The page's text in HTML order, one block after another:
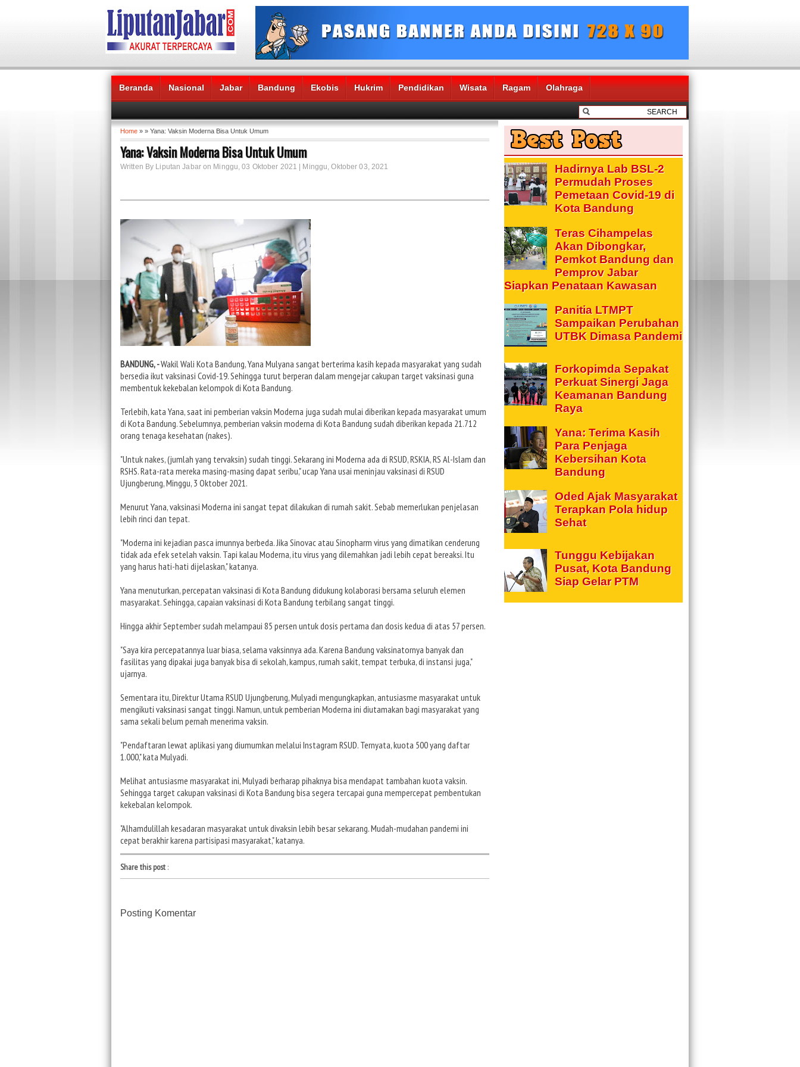
Beranda Nasional Jabar Bandung Ekobis Hukrim Pendidikan Wisata Ragam Olahraga
Headlines News :
Home » » Yana: Vaksin Moderna Bisa Untuk Umum
Yana: Vaksin Moderna Bisa Untuk Umum
Written By Liputan Jabar on Minggu, 03 Oktober 2021 | Minggu, Oktober 03, 2021
BANDUNG, -Wakil Wali Kota Bandung, Yana Mulyana sangat berterima kasih kepada masyarakat yang sudah
bersedia ikut vaksinasi Covid-19. Sehingga turut berperan dalam mengejar cakupan target vaksinasi guna
membentuk kekebalan kelompok di Kota Bandung.
Terlebih, kata Yana, saat ini pemberian vaksin Moderna juga sudah mulai diberikan kepada masyarakat umum
di Kota Bandung. Sebelumnya, pemberian vaksin moderna di Kota Bandung sudah diberikan kepada 21.712
orang tenaga kesehatan (nakes).
"Untuk nakes, (jumlah yang tervaksin) sudah tinggi. Sekarang ini Moderna ada di RSUD, RSKIA, RS Al-Islam dan
RSHS. Rata-rata mereka masing-masing dapat seribu," ucap Yana usai meninjau vaksinasi di RSUD
Ujungberung, Minggu, 3 Oktober 2021.
Menurut Yana, vaksinasi Moderna ini sangat tepat dilakukan di rumah sakit. Sebab memerlukan penjelasan
lebih rinci dan tepat.
"Moderna ini kejadian pasca imunnya berbeda. Jika Sinovac atau Sinopharm virus yang dimatikan cenderung
tidak ada efek setelah vaksin. Tapi kalau Moderna, itu virus yang dilemahkan jadi lebih cepat bereaksi. Itu
yang harus hati-hati dijelaskan," katanya.
Yana menuturkan, percepatan vaksinasi di Kota Bandung didukung kolaborasi bersama seluruh elemen
masyarakat. Sehingga, capaian vaksinasi di Kota Bandung terbilang sangat tinggi.
Hingga akhir September sudah melampaui 85 persen untuk dosis pertama dan dosis kedua di atas 57 persen.
"Saya kira percepatannya luar biasa, selama vaksinnya ada. Karena Bandung vaksinatornya banyak dan
fasilitas yang dipakai juga banyak bisa di sekolah, kampus, rumah sakit, tempat terbuka, di instansi juga,"
ujarnya.
Sementara itu, Direktur Utama RSUD Ujungberung, Mulyadi mengungkapkan, antusiasme masyarakat untuk
mengikuti vaksinasi sangat tinggi. Namun, untuk pemberian Moderna ini diutamakan bagi masyarakat yang
sama sekali belum pernah menerima vaksin.
"Pendaftaran lewat aplikasi yang diumumkan melalui Instagram RSUD. Ternyata, kuota 500 yang daftar
1.000," kata Mulyadi.
Melihat antusiasme masyarakat ini, Mulyadi berharap pihaknya bisa mendapat tambahan kuota vaksin.
Sehingga target cakupan vaksinasi di Kota Bandung bisa segera tercapai guna mempercepat pembentukan
kekebalan kelompok.
"Alhamdulillah kesadaran masyarakat untuk divaksin lebih besar sekarang. Mudah-mudahan pandemi ini
cepat berakhir karena partisipasi masyarakat," katanya.
Share this post:
Posting Komentar
Hadirnya Lab BSL-2
Permudah Proses
Pemetaan Covid-19 di
Kota Bandung
Teras Cihampelas
Akan Dibongkar,
Pemkot Bandung dan
Pemprov Jabar
Siapkan Penataan Kawasan
Panitia LTMPT
Sampaikan Perubahan
UTBK Dimasa Pandemi
Forkopimda Sepakat
Perkuat Sinergi Jaga
Keamanan Bandung
Raya
Yana: Terima Kasih
Para Penjaga
Kebersihan Kota
Bandung
Oded Ajak Masyarakat
Terapkan Pola hidup
Sehat
Tunggu Kebijakan
Pusat, Kota Bandung
Siap Gelar PTM